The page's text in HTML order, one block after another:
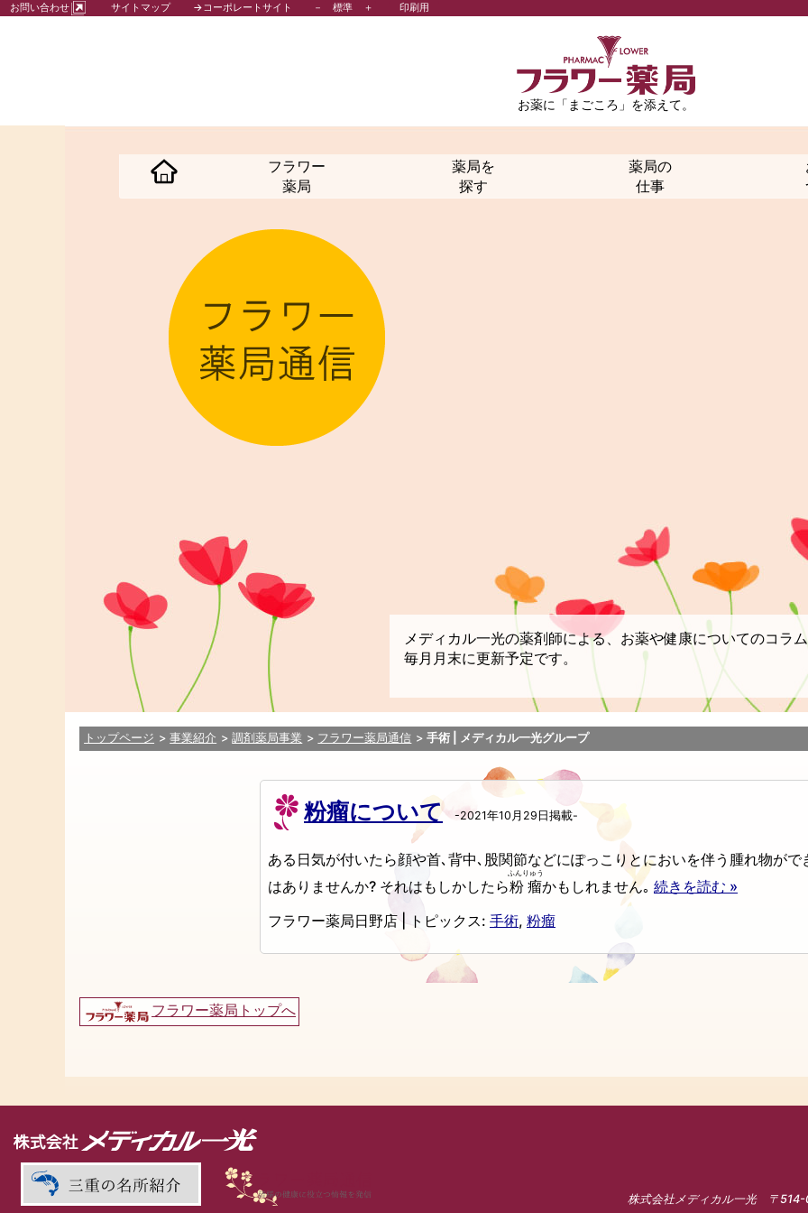
お薬に「まごころ」を添えて。
フラワー
薬局
薬局を
探す
薬局の
仕事
－ 標準 ＋ 印刷用
お問い合わせ サイトマップ →コーポレートサイト
メディカル一光の薬剤師による、お薬や健康についてのコラ
毎月月末に更新予定です。
トップページ 事業紹介 調剤薬局事業 フラワー薬局通信 手術 | メディカル一光グループ
粉瘤について -2021年10月29日掲載-
ある日気が付いたら顔や首､背中､股関節などにぽっこりとにおいを伴う腫れ物が
はありませんか? それはもしかしたら粉瘤
ふんりゅう
かもしれません｡ 続きを読む »
フラワー薬局日野店| トピックス: 手術, 粉瘤
フラワー薬局トップへ
株式会社メディカル一光 〒